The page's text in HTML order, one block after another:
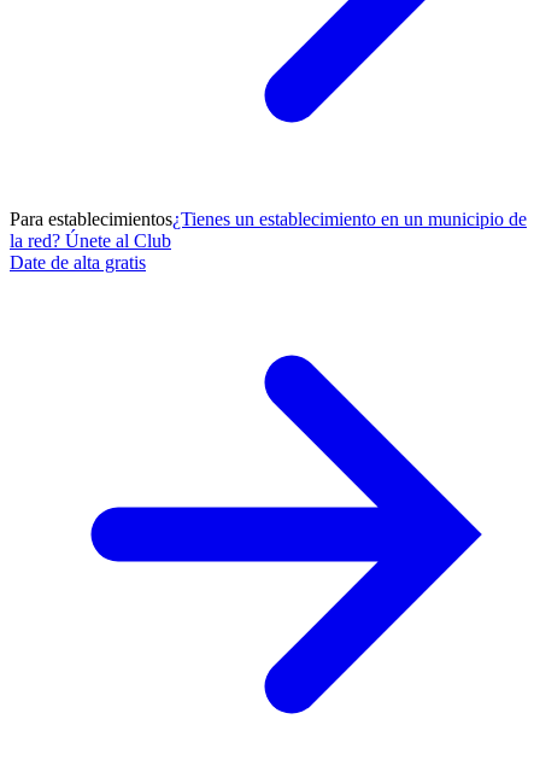
Para establecimientos¿Tienes un establecimiento en un municipio de
la red? Únete al Club
Date de alta gratis